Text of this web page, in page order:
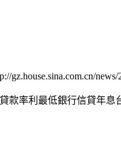
gz.house.sina.com.cn/
款率利最低銀行信貸年